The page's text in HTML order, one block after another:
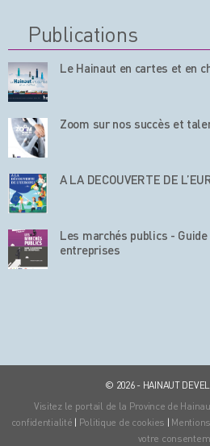
Publications
Le Hainaut en cartes et en
Zoom sur nos succès et
A LA DECOUVERTE DE
Les marchés publics -
entreprises
© 2026 - HAINAUT
Visitez le portail de la Province de
confidentialité | Politique de cookies |
votre